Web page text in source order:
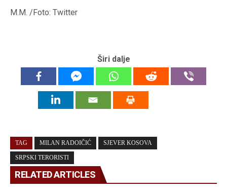
M.M. /Foto: Twitter
Širi dalje
TAG MILAN RADOIČIĆ SJEVER KOSOVA
SRPSKI TERORISTI
RELATED ARTICLES